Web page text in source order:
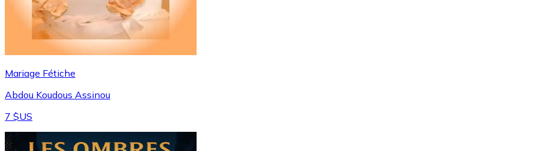
Mariage Fétiche
Abdou Koudous Assinou
7 $US